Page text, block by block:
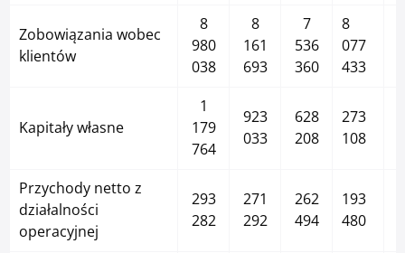
Zobowiązania wobec
klientów
8
980
038
8
161
693
7
536
360
8
077
433
Kapitały własne
1
179
764
923
033
628
208
273
108
Przychody netto z
działalności
operacyjnej
293
282
271
292
262
494
193
480